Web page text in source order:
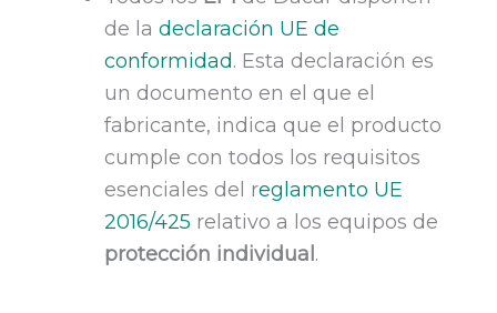
de la declaración UE de
conformidad. Esta declaración es
un documento en el que el
fabricante, indica que el producto
cumple con todos los requisitos
esenciales del reglamento UE
2016/425 relativo a los equipos de
protección individual .